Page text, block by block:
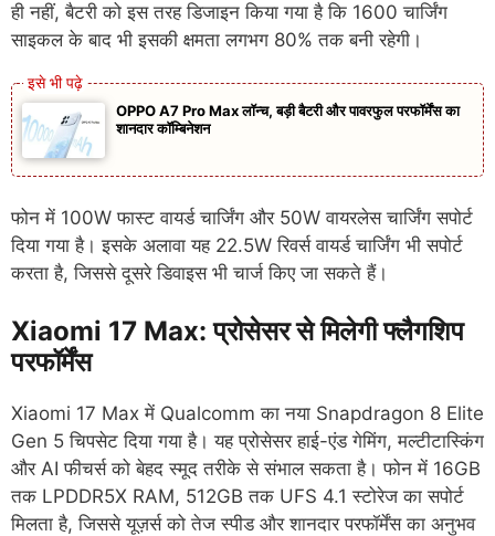
ही नहीं, बैटरी को इस तरह डिजाइन किया गया है कि 1600 चार्जिंग
साइकल के बाद भी इसकी क्षमता लगभग 80% तक बनी रहेगी।
OPPO A7 Pro Max लॉन्च, बड़ी बैटरी और पावरफुल परफॉर्मेंस का
शानदार कॉम्बिनेशन
फोन में 100W फास्ट वायर्ड चार्जिंग और 50W वायरलेस चार्जिंग सपोर्ट
दिया गया है। इसके अलावा यह 22.5W रिवर्स वायर्ड चार्जिंग भी सपोर्ट
करता है, जिससे दूसरे डिवाइस भी चार्ज किए जा सकते हैं।
Xiaomi 17 Max: प्रोसेसर से मिलेगी फ्लैगशिप
परफॉर्मेंस
Xiaomi 17 Max में Qualcomm का नया Snapdragon 8 Elite
Gen 5 चिपसेट दिया गया है। यह प्रोसेसर हाई-एंड गेमिंग, मल्टीटास्किंग
और AI फीचर्स को बेहद स्मूद तरीके से संभाल सकता है। फोन में 16GB
तक LPDDR5X RAM, 512GB तक UFS 4.1 स्टोरेज का सपोर्ट
मिलता है, जिससे यूज़र्स को तेज स्पीड और शानदार परफॉर्मेंस का अनुभव